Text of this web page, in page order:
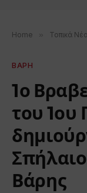
Home » Τοπικά Νέα
ΒΑΡΗ
1ο
του 1ου
Βάρης